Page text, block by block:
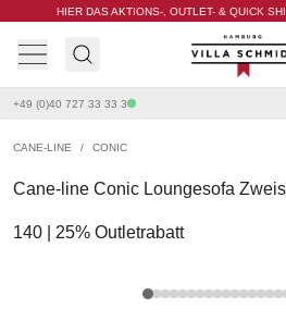
HIER DAS AKTIONS-, OUTLET- & QUICK
Villa
+49 (0)40 727 33 33 3
CANE-LINE / CONIC
Cane-line Conic Loungesofa
140 | 25% Outletrabatt